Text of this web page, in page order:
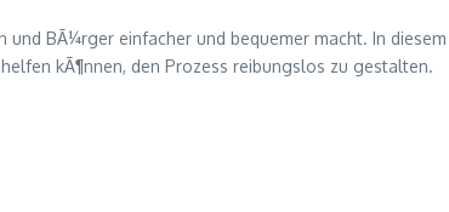
BÃ¼rger einfacher und bequemer macht. In
kÃ¶nnen, den Prozess reibungslos zu gestalten.